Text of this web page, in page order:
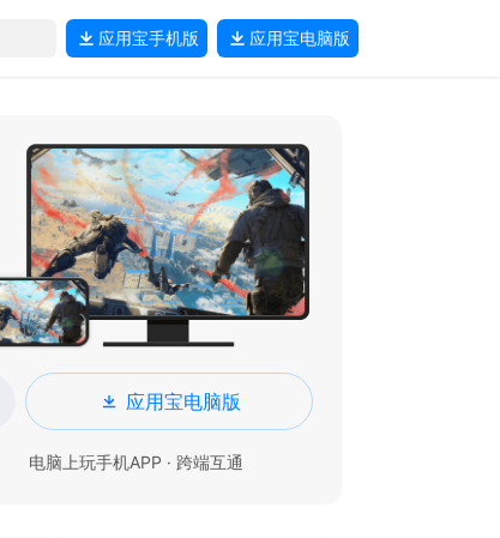
应用宝手机版 应用宝电脑版
应用宝电脑版
电脑上玩手机APP · 跨端互通